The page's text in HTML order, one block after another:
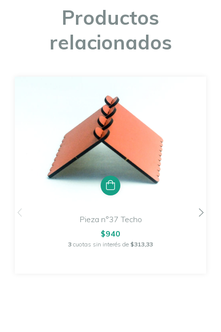
Productos
relacionados
Pieza n°37 Techo
$940
3 cuotas sin interés de $313,33